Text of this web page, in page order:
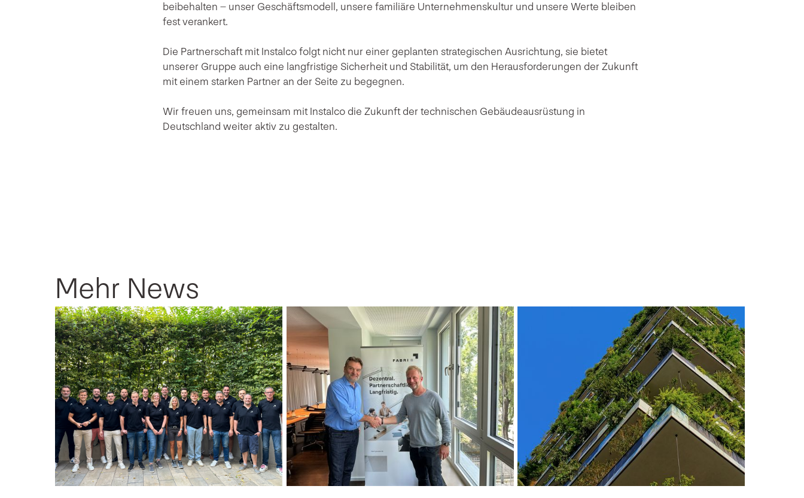
beibehalten – unser Geschäftsmodell, unsere familiäre Unternehmenskultur und unsere Werte bleiben
fest verankert.
Die Partnerschaft mit Instalco folgt nicht nur einer geplanten strategischen Ausrichtung, sie bietet
unserer Gruppe auch eine langfristige Sicherheit und Stabilität, um den Herausforderungen der Zukunft
mit einem starken Partner an der Seite zu begegnen.
Wir freuen uns, gemeinsam mit Instalco die Zukunft der technischen Gebäudeausrüstung in
Deutschland weiter aktiv zu gestalten.
Mehr News